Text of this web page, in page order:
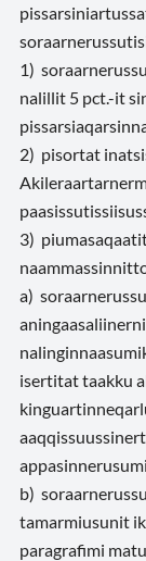
1)
nalillit 5 pct.-it
2) pisortat
3)
a)
isertitat taakku
b)
tamarmiusunit
paragrafimi